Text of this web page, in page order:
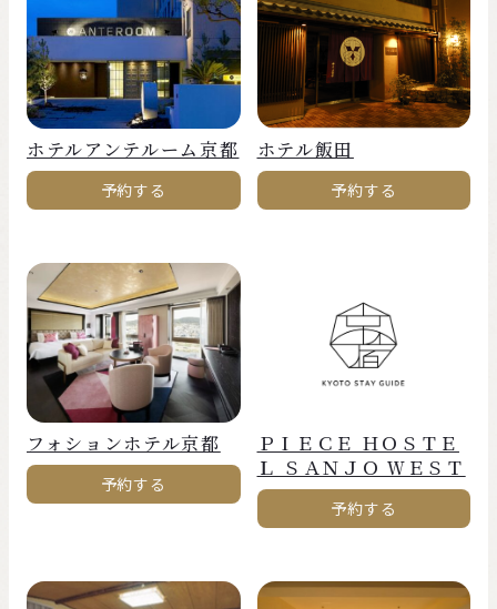
ホテルアンテルーム京都
予約する
ホテル飯田
予約する
フォションホテル京都
予約する
ＰＩＥＣＥ ＨＯＳＴＥ
Ｌ ＳＡＮＪＯ ＷＥＳＴ
予約する